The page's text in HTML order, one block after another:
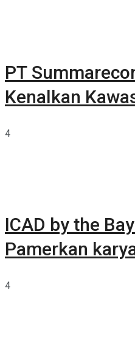
PT
Kenalkan
4
ICAD by the
Pamerkan
4